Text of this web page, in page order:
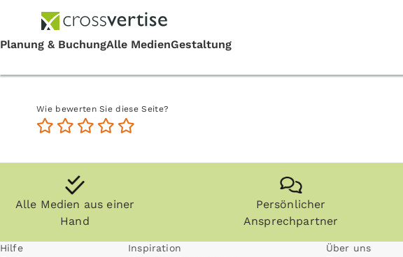
Wie bewerten Sie diese Seite?
Alle Medien aus einer
Hand
Persönlicher
Ansprechpartner
Hilfe Inspiration Über uns